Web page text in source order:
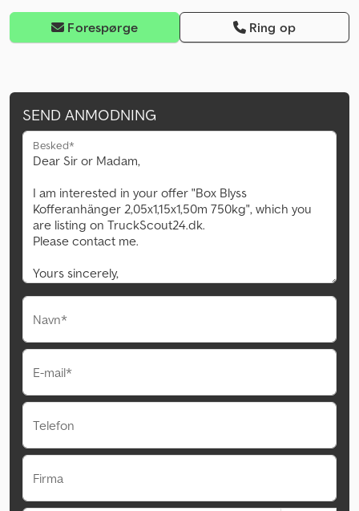
Forespørge Ring op
SEND ANMODNING
Besked*
Navn*
E-mail*
Telefon
Firma